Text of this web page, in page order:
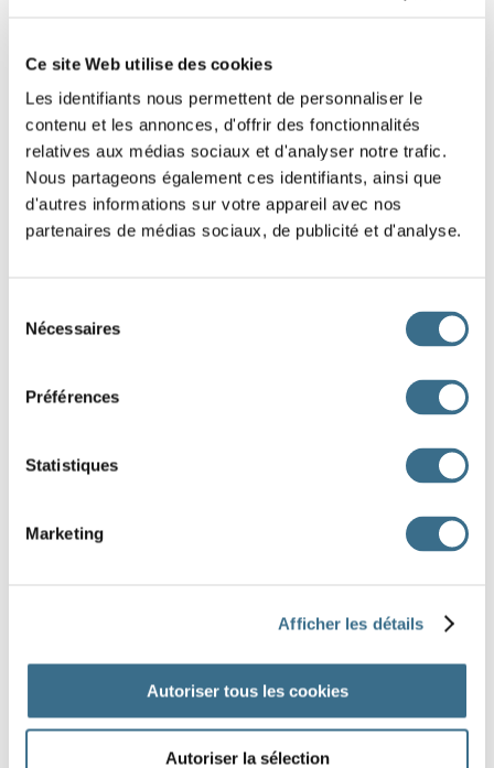
Ce site Web utilise des cookies
Les identifiants nous permettent de personnaliser le
contenu et les annonces, d'offrir des fonctionnalités
relatives aux médias sociaux et d'analyser notre trafic.
Nous partageons également ces identifiants, ainsi que
d'autres informations sur votre appareil avec nos
partenaires de médias sociaux, de publicité et d'analyse.
Nécessaires
Préférences
Statistiques
Marketing
Afficher les détails
Autoriser tous les cookies
Autoriser la sélection
Glisse les formes conjuguées (étiquettes
violettes) à côté des bons sujets.
je
tu
nous
m'enfuis
nous enfuîmes